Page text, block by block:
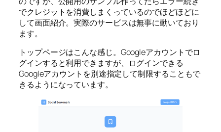
でクレジットを消費しまくっているのでほどほどに
して画面紹介。実際のサービスは無事に動いており
ます。
トップページはこんな感じ。Googleアカウントでロ
グインすると利用できますが、ログインできる
Googleアカウントを別途指定して制限することもで
きるようになっています。